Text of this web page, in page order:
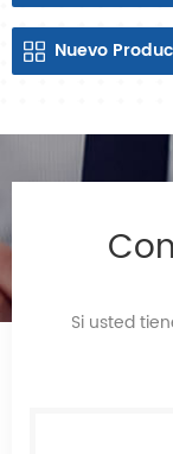
Nuevo
Si usted